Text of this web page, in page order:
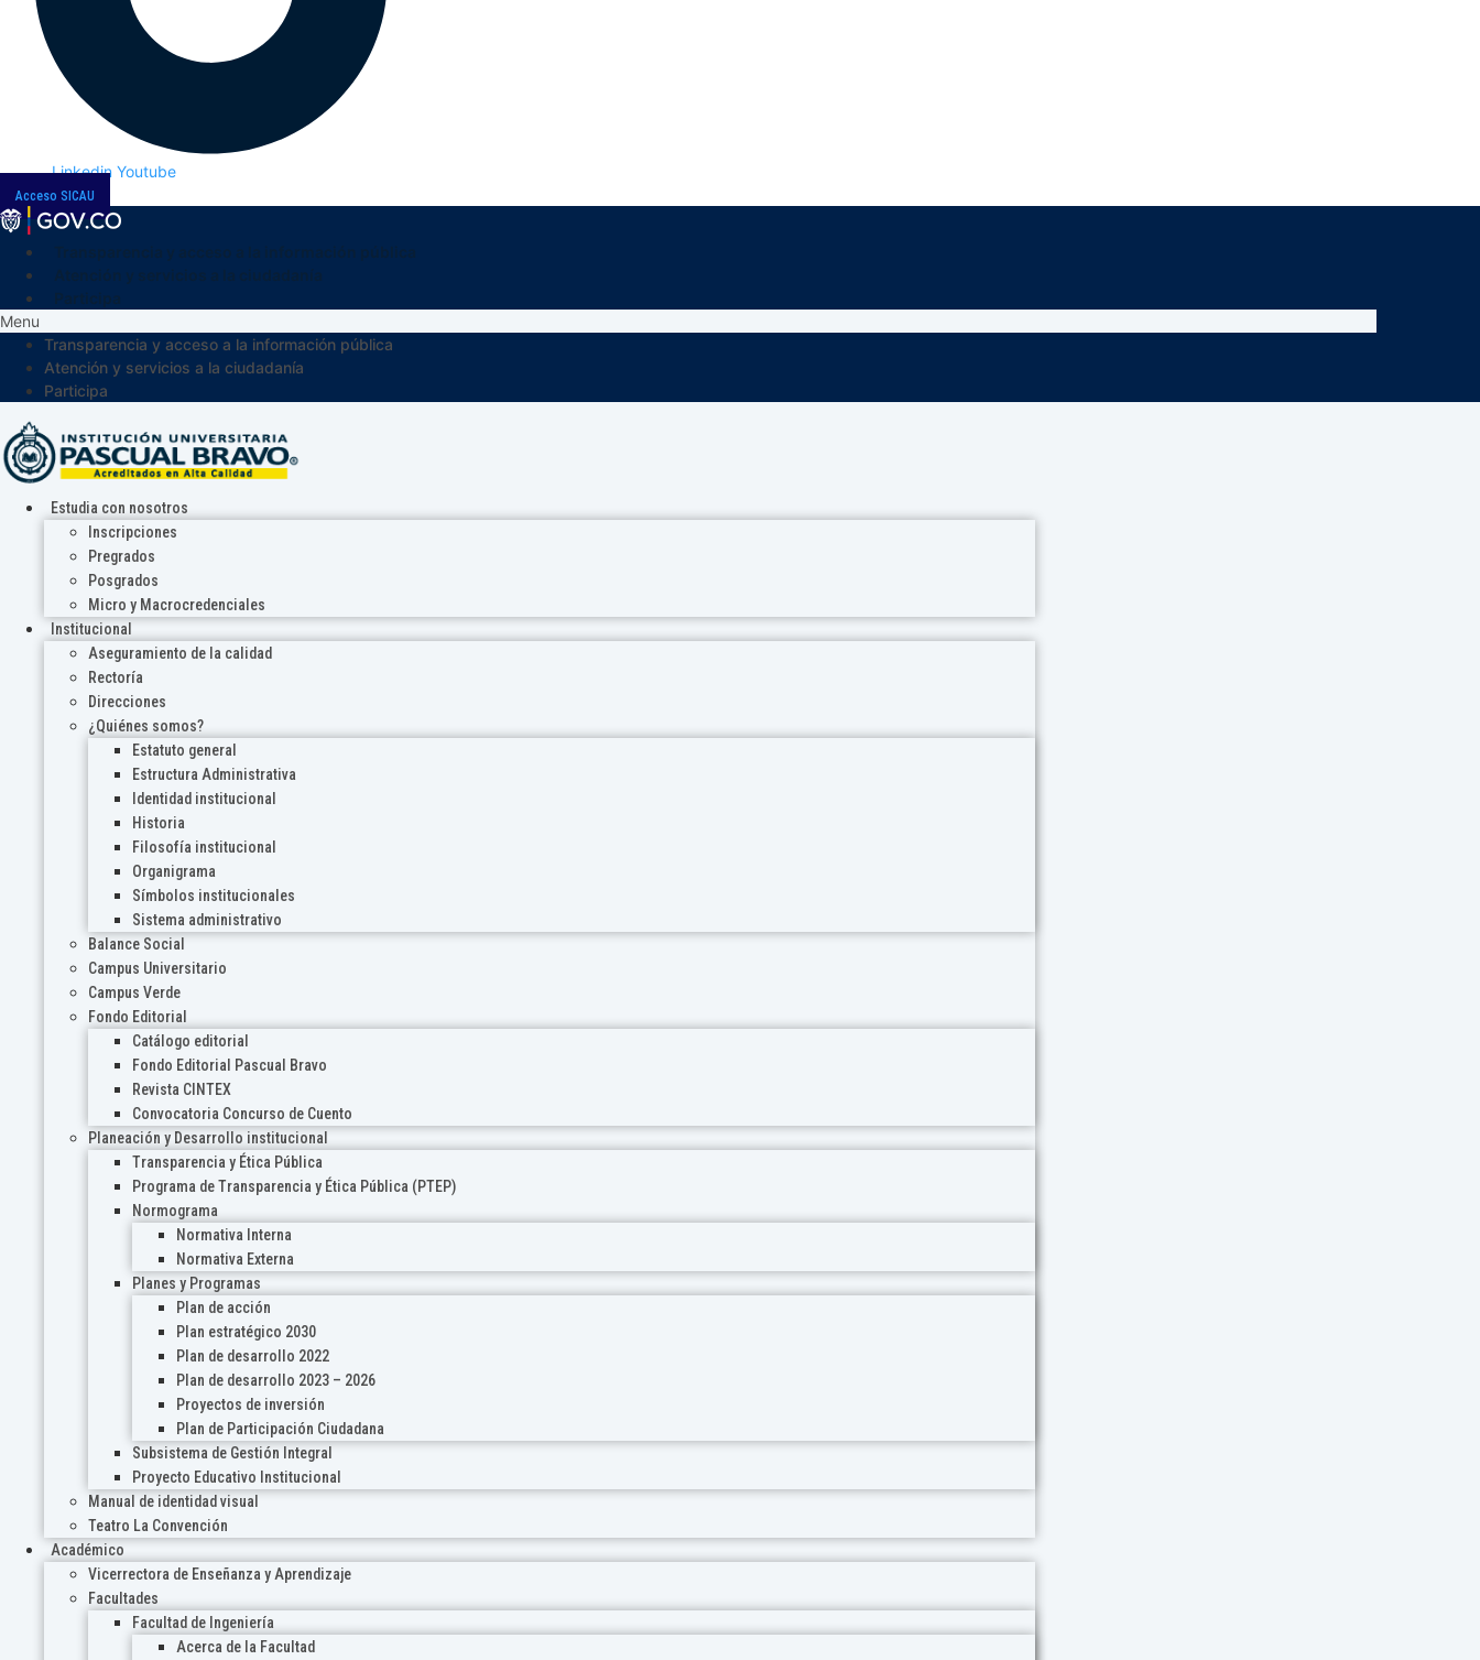
Linkedin Youtube
Acceso SICAU
Menu
Transparencia y acceso a la información pública
Atención y servicios a la ciudadanía
Participa
Estudia con nosotros
Inscripciones
Pregrados
Posgrados
Micro y Macrocredenciales
Institucional
Aseguramiento de la calidad
Rectoría
Direcciones
¿Quiénes somos?
Estatuto general
Estructura Administrativa
Identidad institucional
Historia
Filosofía institucional
Organigrama
Símbolos institucionales
Sistema administrativo
Balance Social
Campus Universitario
Campus Verde
Fondo Editorial
Catálogo editorial
Fondo Editorial Pascual Bravo
Revista CINTEX
Convocatoria Concurso de Cuento
Planeación y Desarrollo institucional
Transparencia y Ética Pública
Programa de Transparencia y Ética Pública (PTEP)
Normograma
Normativa Interna
Normativa Externa
Planes y Programas
Plan de acción
Plan estratégico 2030
Plan de desarrollo 2022
Plan de desarrollo 2023 – 2026
Proyectos de inversión
Plan de Participación Ciudadana
Subsistema de Gestión Integral
Proyecto Educativo Institucional
Manual de identidad visual
Teatro La Convención
Académico
Vicerrectora de Enseñanza y Aprendizaje
Facultades
Facultad de Ingeniería
Acerca de la Facultad